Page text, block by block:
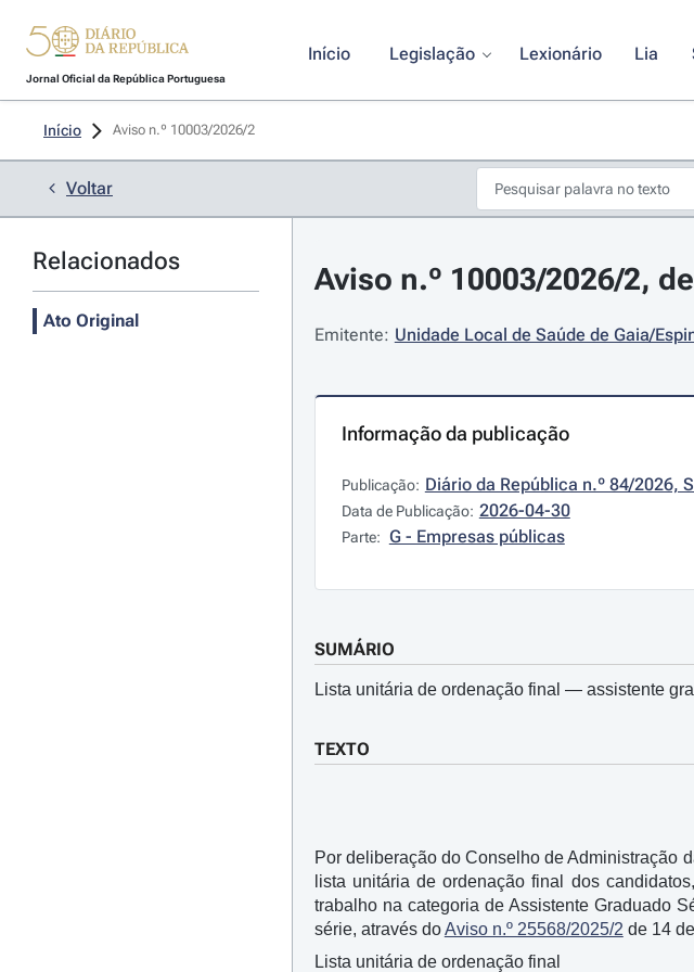
Jornal Oficial da República Portuguesa
Início Legislação Lexionário Lia
Início Aviso n.º 10003/2026/2
Voltar
Relacionados
Ato Original
Aviso n.º 10003/2026/2,
Emitente: Unidade Local de Saúde de Gaia/
Informação da publicação
Publicação: Diário da República n.º 84/2026,
Data de Publicação: 2026-04-30
Parte: G - Empresas públicas
SUMÁRIO
Lista unitária de ordenação final ― assistente
TEXTO
Por deliberação do Conselho de Administração
lista unitária de ordenação final dos
trabalho na categoria de Assistente Graduado
série, através doAviso n.º 25568/2025/2 de 14
Lista unitária de ordenação final